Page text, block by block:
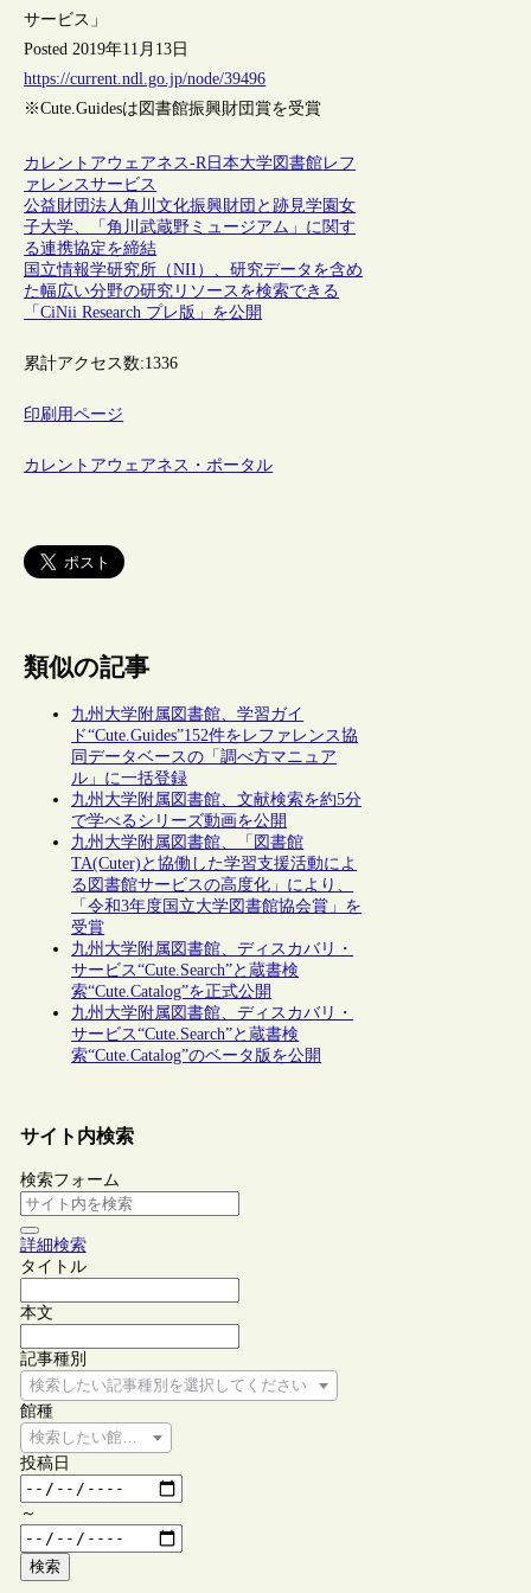
サービス」
Posted 2019年11月13日
https://current.ndl.go.jp/node/39496
※Cute.Guidesは図書館振興財団賞を受賞
カレントアウェアネス-R 日本大学図書館レフ
ァレンスサービス
公益財団法人角川文化振興財団と跡見学園女
子大学、「角川武蔵野ミュージアム」に関す
る連携協定を締結
国立情報学研究所（NII）、研究データを含め
た幅広い分野の研究リソースを検索できる
「CiNii Research プレ版」を公開
累計アクセス数:1336
印刷用ページ
カレントアウェアネス・ポータル
類似の記事
九州大学附属図書館、学習ガイ
ド“Cute.Guides”152件をレファレンス協
同データベースの「調べ方マニュア
ル」に一括登録
九州大学附属図書館、文献検索を約5分
で学べるシリーズ動画を公開
九州大学附属図書館、「図書館
TA(Cuter)と協働した学習支援活動によ
る図書館サービスの高度化」により、
「令和3年度国立大学図書館協会賞」を
受賞
九州大学附属図書館、ディスカバリ・
サービス“Cute.Search”と蔵書検
索“Cute.Catalog”を正式公開
九州大学附属図書館、ディスカバリ・
サービス“Cute.Search”と蔵書検
索“Cute.Catalog”のベータ版を公開
サイト内検索
検索フォーム
詳細検索
タイトル
本文
記事種別
検索したい記事種別を選択してください
館種
検索したい館種を選択してください
投稿日
～
検索